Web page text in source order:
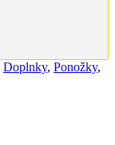
Doplnky, Ponožky,